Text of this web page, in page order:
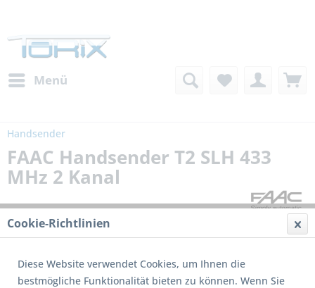
Menü
Handsender
FAAC Handsender T2 SLH 433
MHz 2 Kanal
Cookie-Richtlinien
Diese Website verwendet Cookies, um Ihnen die
bestmögliche Funktionalität bieten zu können. Wenn Sie